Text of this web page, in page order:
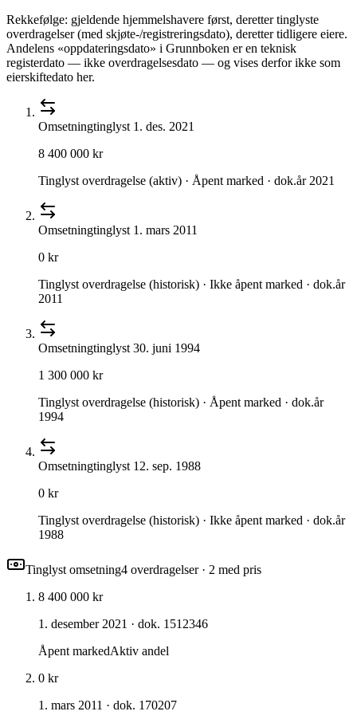
Rekkefølge: gjeldende hjemmelshavere først, deretter tinglyste
overdragelser (med skjøte-/registreringsdato), deretter tidligere eiere.
Andelens «oppdateringsdato» i Grunnboken er en teknisk
registerdato — ikke overdragelsesdato — og vises derfor ikke som
eierskiftedato her.
Omsetningtinglyst 1. des. 2021
8 400 000 kr
Tinglyst overdragelse (aktiv) · Åpent marked · dok.år 2021
Omsetningtinglyst 1. mars 2011
0 kr
Tinglyst overdragelse (historisk) · Ikke åpent marked · dok.år
2011
Omsetningtinglyst 30. juni 1994
1 300 000 kr
Tinglyst overdragelse (historisk) · Åpent marked · dok.år
1994
Omsetningtinglyst 12. sep. 1988
0 kr
Tinglyst overdragelse (historisk) · Ikke åpent marked · dok.år
1988
Tinglyst omsetning4 overdragelser· 2 med pris
8 400 000 kr
1. desember 2021 · dok. 1512346
Åpent markedAktiv andel
0 kr
1. mars 2011 · dok. 170207